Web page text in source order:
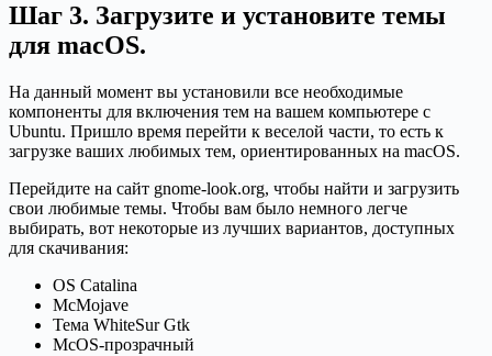
Шаг 3. Загрузите и установите темы
для macOS.
На данный момент вы установили все необходимые
компоненты для включения тем на вашем компьютере с
Ubuntu. Пришло время перейти к веселой части, то есть к
загрузке ваших любимых тем, ориентированных на macOS.
Перейдите на сайт gnome-look.org, чтобы найти и загрузить
свои любимые темы. Чтобы вам было немного легче
выбирать, вот некоторые из лучших вариантов, доступных
для скачивания:
OS Catalina
McMojave
Тема WhiteSur Gtk
McOS-прозрачный